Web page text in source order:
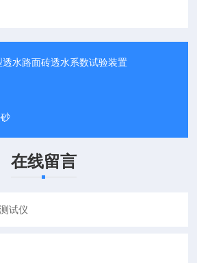
透水路面砖透水系数试验装置
在线留言